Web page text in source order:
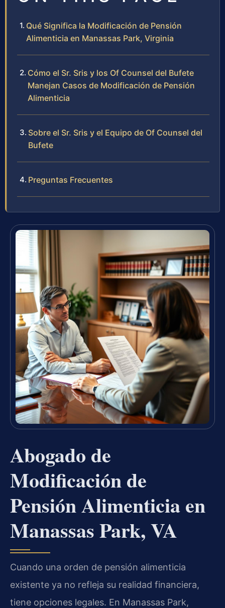
Qué Significa la Modificación de Pensión
Alimenticia en Manassas Park, Virginia
Cómo el Sr. Sris y los Of Counsel del Bufete
Manejan Casos de Modificación de Pensión
Alimenticia
Sobre el Sr. Sris y el Equipo de Of Counsel del
Bufete
Preguntas Frecuentes
Abogado de
Modificación de
Pensión Alimenticia en
Manassas Park, VA
Cuando una orden de pensión alimenticia
existente ya no refleja su realidad financiera,
tiene opciones legales. En Manassas Park,